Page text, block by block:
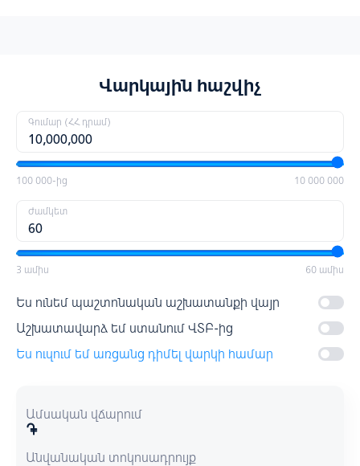
Վարկային հաշվիչ
Գումար (ՀՀ դրամ)
100 000-ից 10 000 000
Ժամկետ
3 ամիս 60 ամիս
Ես ունեմ պաշտոնական աշխատանքի վայր
Աշխատավարձ եմ ստանում ՎՏԲ-ից
Ես ուզում եմ առցանց դիմել վարկի համար
Ամսական վճարում
Անվանական տոկոսադրույք